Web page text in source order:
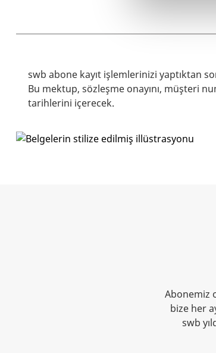
swb abone kayıt işlemlerinizi yaptıktan
Bu mektup, sözleşme onayını, müşteri
tarihlerini içerecek.
Abonemiz
bize her
swb